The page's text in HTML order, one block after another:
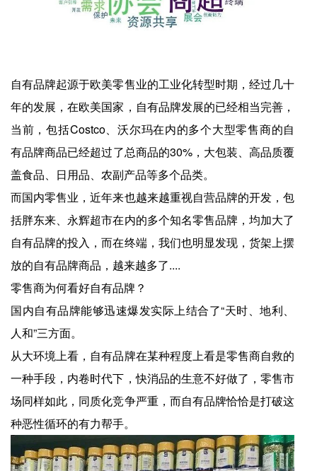
自有品牌起源于欧美零售业的工业化转型时期，经过几十
年的发展，在欧美国家，自有品牌发展的已经相当完善，
当前，包括Costco、沃尔玛在内的多个大型零售商的自
有品牌商品已经超过了总商品的30%，大包装、高品质覆
盖食品、日用品、农副产品等多个品类。
而国内零售业，近年来也越来越重视自营品牌的开发，包
括胖东来、永辉超市在内的多个知名零售品牌，均加大了
自有品牌的投入，而在终端，我们也明显发现，货架上摆
放的自有品牌商品，越来越多了....
零售商为何看好自有品牌？
国内自有品牌能够迅速爆发实际上结合了“天时、地利、
人和”三方面。
从大环境上看，自有品牌在某种程度上看是零售商自救的
一种手段，内卷时代下，快消品的生意不好做了，零售市
场同样如此，同质化竞争严重，而自有品牌恰恰是打破这
种恶性循环的有力帮手。